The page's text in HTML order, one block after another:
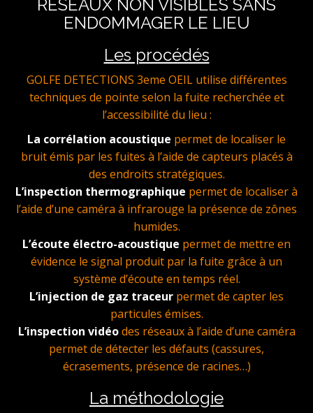
RESEAUX NON VISIBLES SANS
ENDOMMAGER LE LIEU
Les procédés
GOLFE DETECTIONS 3eme OEIL utilise différentes
techniques de pointe selon la fuite recherchée et
l’accessibilité du lieu :
La corrélation acoustique permet de localiser le
bruit émis par les fuites à l’aide de capteurs placés à
des endroits stratégiques.
L’inspection thermographique permet de localiser à
l’aide d’une caméra à infrarouge la présence de zônes
humides.
L’écoute électro-acoustique permet de mettre en
évidence le signal produit par la fuite grâce à un
système d’écoute en temps réel.
L’injection de gaz traceur permet de capter les
particules émises.
L’inspection vidéodes réseaux à l’aide d’une caméra
permet de détecter les défauts (cassures,
écrasements, présence de racines…)
La méthodologie